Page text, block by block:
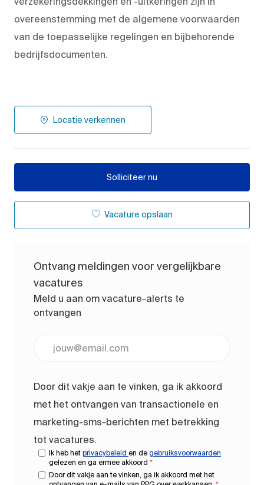
overeenstemming met de algemene voorwaarden
van de toepasselijke regelingen en bijbehorende
bedrijfsdocumenten.
Locatie verkennen
Solliciteer nu
Vacature opslaan
Ontvang meldingen voor vergelijkbare
vacatures
Meld u aan om vacature-alerts te
ontvangen
Door dit vakje aan te vinken, ga ik akkoord
met het ontvangen van transactionele en
marketing-sms-berichten met betrekking
tot vacatures.
Ik heb het privacybeleid en de gebruiksvoorwaarden
gelezen en ga ermee akkoord *
Door dit vakje aan te vinken, ga ik akkoord met het